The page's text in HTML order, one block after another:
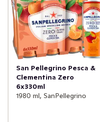
San Pellegrino Pesca &
Clementina Zero
6x330ml
1980 ml, SanPellegrino